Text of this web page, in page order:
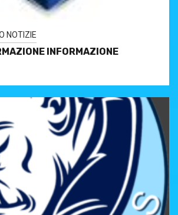
NOTIZIE
INFORMAZIONE